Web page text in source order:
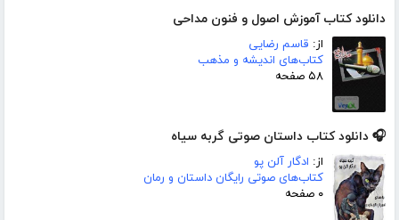
دانلود کتاب آموزش اصول و فنون مداحی
از: قاسم رضایی
کتاب‌های اندیشه و مذهب
۵۸ صفحه
🎧 دانلود کتاب داستان صوتی گربه سیاه
از: ادگار آلن پو
کتاب‌های صوتی رایگان داستان و رمان
۰ صفحه